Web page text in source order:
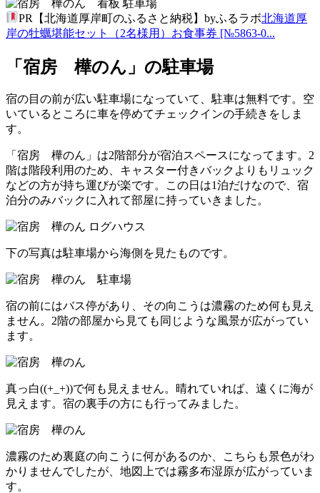
PR【北海道厚岸町のふるさと納税】byふるラボ北海道厚
岸の牡蠣堪能セット（2名様用）お食事券 [№5863-0...
「宿房 樺のん」の駐車場
宿の目の前が広い駐車場になっていて、駐車は無料です。空
いているところに車を停めてチェックインの手続きをしま
す。
「宿房 樺のん」は2階部分が宿泊スペースになってます。2
階は階段利用のため、キャスター付きバックよりもリュック
などの方が持ち運びが楽です。この日は1泊だけなので、宿
泊分のみバックに入れて部屋に持っていきました。
下の写真は駐車場から海側を見たものです。
宿の前にはバス停があり、その向こうは濃霧のため何も見え
ません。2階の部屋から見ても同じような風景が広がってい
ます。
真っ白((+_+))で何も見えません。晴れていれば、遠くに海が
見えます。宿の裏手の方にも行ってみました。
濃霧のため裏庭の向こうに何があるのか、こちらも景色がわ
かりませんでしたが、地図上では霧多布湿原が広がっていま
す。